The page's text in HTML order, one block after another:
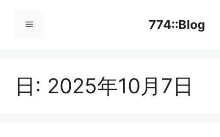
774::Blog
ニ
日: 2025年10月7日